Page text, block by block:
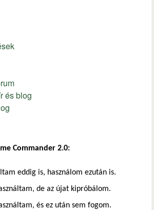
és blog
Commander 2.0:
eddig is, használom ezután is.
de az újat kipróbálom.
és ez után sem fogom.